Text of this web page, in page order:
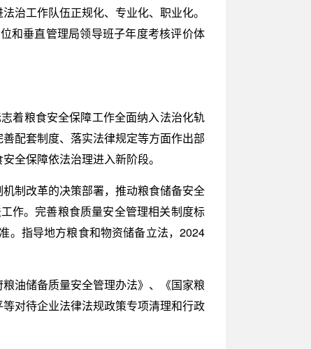
治工作队伍正规化、专业化、职业化。
和垂直管理局领导班子年度考核评价体
着粮食安全保障工作全面纳入法治化轨
配套制度、落实法律规定等方面作出部
全保障依法治理进入新阶段。
制改革的决策部署，推动粮食储备安全
作。完善粮食质量安全管理相关制度标
。指导地方粮食和物资储备立法，2024
油储备质量安全管理办法》、《国家粮
对待企业法律法规政策专项清理和行政